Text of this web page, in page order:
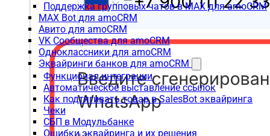
Поддержка групповых чатов в MAX для amoCRM
MAX Bot для amoCRM
Авито для amoCRM
VK Сообщества для amoCRM
Одноклассники для amoCRM
Эквайринги банков для amoCRM
Функционал интеграции
Автоматическое выставление ссылок
Как подтягивать товар в SalesBot эквайринга
Чеки
СБП в Модульбанке
Ошибки эквайринга и их решения